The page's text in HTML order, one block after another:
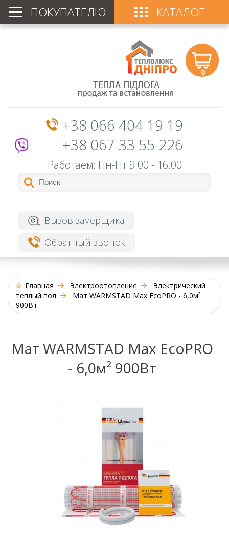
ПОКУПАТЕЛЮ КАТАЛОГ
+38 066 404 19 19
+38 067 33 55 226
Работаем: Пн-Пт 9.00 - 16.00
0
Вызов замерщика
Обратный звонок
Главная Электроотопление
Электрический
теплый пол
Мат WARMSTAD Max EcoPRO - 6,0м²
900Вт
Мат WARMSTAD Max EcoPRO
- 6,0м² 900Вт